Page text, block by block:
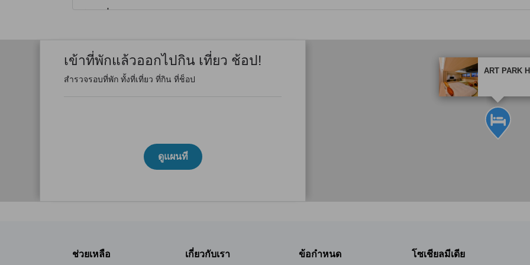
ART PARK
tooltip
พาร์ทเนอร์ไซต์เป็นผู้กำ
เข้าที่พักแล้วออกไปกิน เที่ยว ช้อป!
สำรวจรอบที่พัก ทั้งที่เที่ยว ที่กิน ที่ช็อป
ดูแผนที่
ช่วยเหลือ เกี่ยวกับเรา ข้อกำหนด โซเชียลมีเดีย